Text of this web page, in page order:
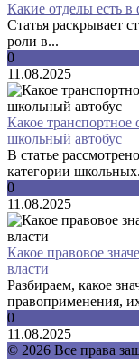
Какие отделы есть
Статья раскрывает
роли в...
0
11.08.2025
Какое транспортное
школьный автобус
В статье
категории
0
11.08.2025
Какое правовое
власти
Разбираем, какое
правоприменения,
0
11.08.2025
© 2026 Все права